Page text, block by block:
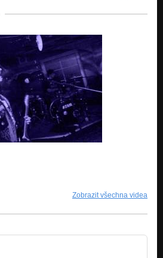
Zobrazit všechna videa